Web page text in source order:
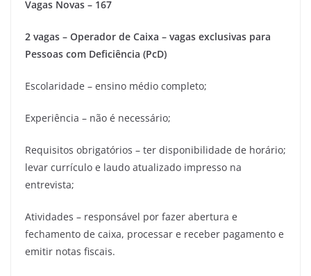
Vagas Novas – 167
2 vagas – Operador de Caixa – vagas exclusivas para
Pessoas com Deficiência (PcD)
Escolaridade – ensino médio completo;
Experiência – não é necessário;
Requisitos obrigatórios – ter disponibilidade de horário;
levar currículo e laudo atualizado impresso na
entrevista;
Atividades – responsável por fazer abertura e
fechamento de caixa, processar e receber pagamento e
emitir notas fiscais.